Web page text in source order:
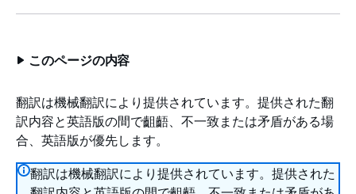
このページの内容
翻訳は機械翻訳により提供されています。提供された翻
訳内容と英語版の間で齟齬、不一致または矛盾がある場
合、英語版が優先します。
翻訳は機械翻訳により提供されています。提供された